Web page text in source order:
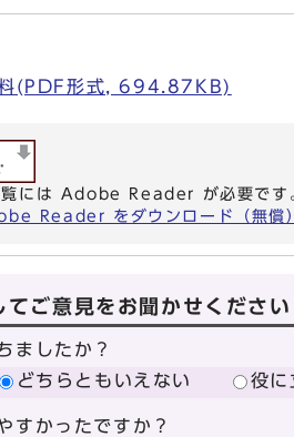
(PDF形式, 694.87KB)
覧には Adobe Reader が必要です
Reader をダウンロード（無償
てご意見をお聞かせください
ましたか？
どちらともいえない 役に
すかったですか？